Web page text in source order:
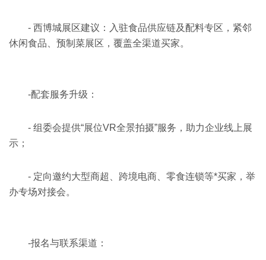
- 西博城展区建议：入驻食品供应链及配料专区，紧邻
休闲食品、预制菜展区，覆盖全渠道买家。
-配套服务升级：
- 组委会提供“展位VR全景拍摄”服务，助力企业线上展
示；
- 定向邀约大型商超、跨境电商、零食连锁等*买家，举
办专场对接会。
-报名与联系渠道：